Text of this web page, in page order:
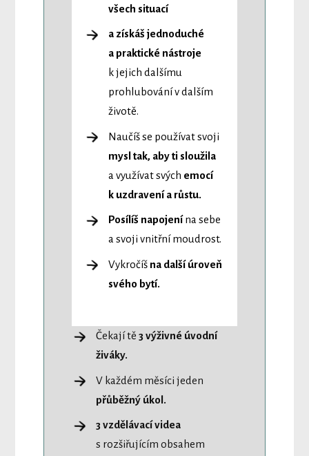
všech situací
a získáš jednoduché
a praktické nástroje
k jejich dalšímu
prohlubování v dalším
životě.
Naučíš se používat svoji
mysl tak, aby ti sloužila
a využívat svých emocí
k uzdravení a růstu.
Posílíš napojenína sebe
a svoji vnitřní moudrost.
Vykročíš na další úroveň
svého bytí.
Čekají tě 3 výživné úvodní
živáky.
V každém měsíci jeden
přůběžný úkol.
3 vzdělávací videa
s rozšiřujícím obsahem